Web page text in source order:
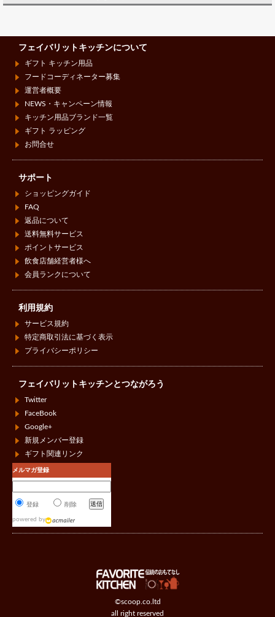
©scoop.co.ltd
all right reserved
フェイバリットキッチンについて
ギフト キッチン用品
フードコーディネーター募集
運営者概要
NEWS・キャンペーン情報
キッチン用品ブランド一覧
ギフト ラッピング
お問合せ
サポート
ショッピングガイド
FAQ
返品について
送料無料サービス
ポイントサービス
飲食店舗経営者様へ
会員ランクについて
利用規約
サービス規約
特定商取引法に基づく表示
プライバシーポリシー
フェイバリットキッチンとつながろう
Twitter
FaceBook
Google+
新規メンバー登録
ギフト関連リンク
メルマガ登録
登録 削除
powered by